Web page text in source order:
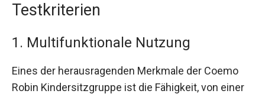
Testkriterien
1. Multifunktionale Nutzung
Eines der herausragenden Merkmale der Coemo
Robin Kindersitzgruppe ist die Fähigkeit, von einer